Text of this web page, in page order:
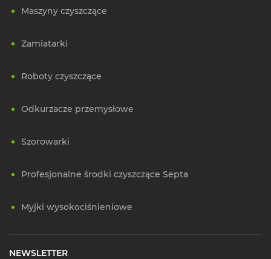
Maszyny czyszczące
Zamiatarki
Roboty czyszczące
Odkurzacze przemysłowe
Szorowarki
Profesjonalne środki czyszczące Septa
Myjki wysokociśnieniowe
NEWSLETTER